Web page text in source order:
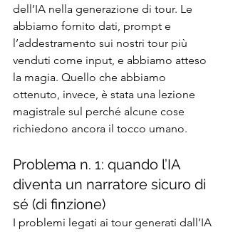
dell’IA nella generazione di tour. Le
abbiamo fornito dati, prompt e
l’addestramento sui nostri tour più
venduti come input, e abbiamo atteso
la magia. Quello che abbiamo
ottenuto, invece, è stata una lezione
magistrale sul perché alcune cose
richiedono ancora il tocco umano.
Problema n. 1: quando l’IA
diventa un narratore sicuro di
sé (di finzione)
I problemi legati ai tour generati dall’IA